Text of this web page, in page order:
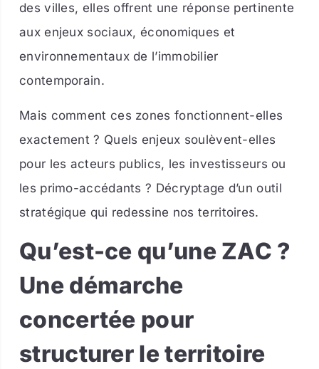
des villes, elles offrent une réponse pertinente
aux enjeux sociaux, économiques et
environnementaux de l’immobilier
contemporain.
Mais comment ces zones fonctionnent-elles
exactement ? Quels enjeux soulèvent-elles
pour les acteurs publics, les investisseurs ou
les primo-accédants ? Décryptage d’un outil
stratégique qui redessine nos territoires.
Qu’est-ce qu’une ZAC ?
Une démarche
concertée pour
structurer le territoire